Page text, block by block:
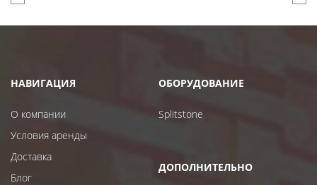
НАВИГАЦИЯ
О компании
Условия аренды
Доставка
Блог
ОБОРУДОВАНИЕ
Splitstone
ДОПОЛНИТЕЛЬНО